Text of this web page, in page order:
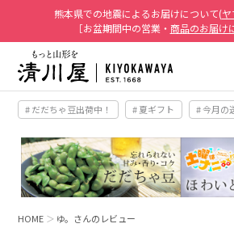
熊本県での地震によるお届けについて(ヤ
［お盆期間中の営業・ 商品のお届け
# だだちゃ豆出荷中！ # 夏ギフト # 今月の
HOME ゆ。さんのレビュー